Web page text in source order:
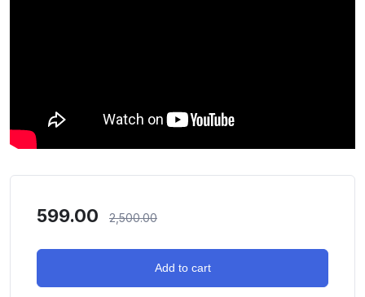
599.00 2,500.00
Add to cart